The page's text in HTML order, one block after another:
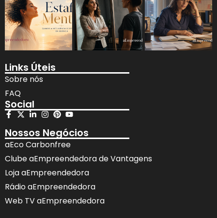
Links Úteis
Sobre nós
FAQ
Social
Nossos Negócios
aEco Carbonfree
Clube aEmpreendedora de Vantagens
Loja aEmpreendedora
Rádio aEmpreendedora
Web TV aEmpreendedora